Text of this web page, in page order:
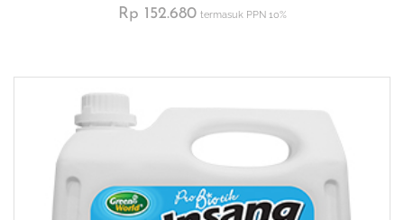
Rp 152.680 termasuk PPN 10%